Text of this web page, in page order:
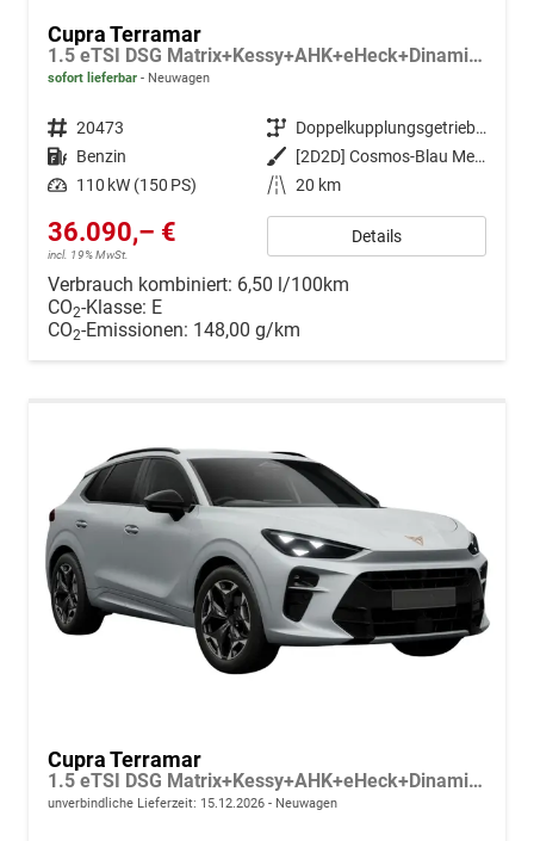
Cupra Terramar
1.5 eTSI DSG Matrix+Kessy+AHK+eHeck+Dinamica+CarPlay+eHeck+GV5
sofort lieferbar Neuwagen
Fahrzeugnr. 20473 Getriebe
Doppelkupplungsgetriebe (DSG)
Kraftstoff Benzin Außenfarbe
[2D2D] Cosmos-Blau Metallic
Leistung 110 kW (150 PS) Kilometerstand 20 km
36.090,– €
incl. 19% MwSt.
Details
Verbrauch kombiniert: 6,50 l/100km
CO2-Klasse: E
CO2-Emissionen: 148,00 g/km
Cupra Terramar
1.5 eTSI DSG Matrix+Kessy+AHK+eHeck+Dinamica+CarPlay+eHeck+GV5
unverbindliche Lieferzeit: 15.12.2026 Neuwagen